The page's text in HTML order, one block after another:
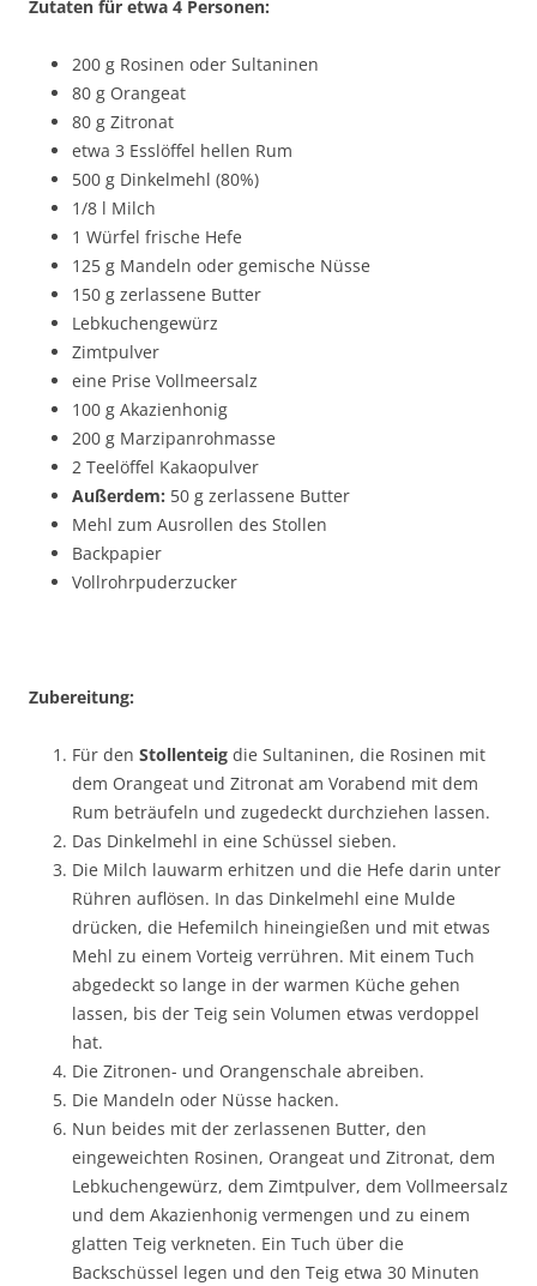
Zutaten für etwa 4 Personen:
200 g Rosinen oder Sultaninen
80 g Orangeat
80 g Zitronat
etwa 3 Esslöffel hellen Rum
500 g Dinkelmehl (80%)
1/8 l Milch
1 Würfel frische Hefe
125 g Mandeln oder gemische Nüsse
150 g zerlassene Butter
Lebkuchengewürz
Zimtpulver
eine Prise Vollmeersalz
100 g Akazienhonig
200 g Marzipanrohmasse
2 Teelöffel Kakaopulver
Außerdem: 50 g zerlassene Butter
Mehl zum Ausrollen des Stollen
Backpapier
Vollrohrpuderzucker
Zubereitung:
Für den Stollenteig die Sultaninen, die Rosinen mit
dem Orangeat und Zitronat am Vorabend mit dem
Rum beträufeln und zugedeckt durchziehen lassen.
Das Dinkelmehl in eine Schüssel sieben.
Die Milch lauwarm erhitzen und die Hefe darin unter
Rühren auflösen. In das Dinkelmehl eine Mulde
drücken, die Hefemilch hineingießen und mit etwas
Mehl zu einem Vorteig verrühren. Mit einem Tuch
abgedeckt so lange in der warmen Küche gehen
lassen, bis der Teig sein Volumen etwas verdoppel
hat.
Die Zitronen- und Orangenschale abreiben.
Die Mandeln oder Nüsse hacken.
Nun beides mit der zerlassenen Butter, den
eingeweichten Rosinen, Orangeat und Zitronat, dem
Lebkuchengewürz, dem Zimtpulver, dem Vollmeersalz
und dem Akazienhonig vermengen und zu einem
glatten Teig verkneten. Ein Tuch über die
Backschüssel legen und den Teig etwa 30 Minuten